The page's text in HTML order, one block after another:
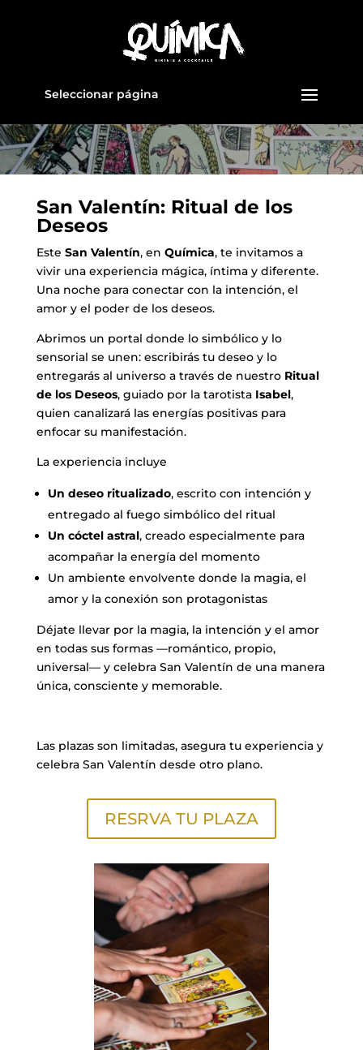
Seleccionar página
San Valentín: Ritual de los
Deseos
Este San Valentín, en Química, te invitamos a
vivir una experiencia mágica, íntima y diferente.
Una noche para conectar con la intención, el
amor y el poder de los deseos.
Abrimos un portal donde lo simbólico y lo
sensorial se unen: escribirás tu deseo y lo
entregarás al universo a través de nuestro Ritual
de los Deseos, guiado por la tarotista Isabel,
quien canalizará las energías positivas para
enfocar su manifestación.
La experiencia incluye
Un deseo ritualizado, escrito con intención y
entregado al fuego simbólico del ritual
Un cóctel astral, creado especialmente para
acompañar la energía del momento
Un ambiente envolvente donde la magia, el
amor y la conexión son protagonistas
Déjate llevar por la magia, la intención y el amor
en todas sus formas —romántico, propio,
universal— y celebra San Valentín de una manera
única, consciente y memorable.
Las plazas son limitadas, asegura tu experiencia y
celebra San Valentín desde otro plano.
RESRVA TU PLAZA